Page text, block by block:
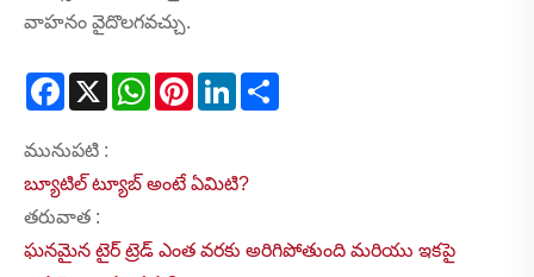
వాహనం వైదొలగవచ్చు.
Facebook
X WhatsAppPinterestLinkedIn
మునుపటి :
బ్యూటిల్ ట్యూబ్ అంటే ఏమిటి?
తరువాత :
ఘనమైన టైర్ ట్రెడ్ ఎంత వరకు అరిగిపోతుంది మరియు ఇకపై